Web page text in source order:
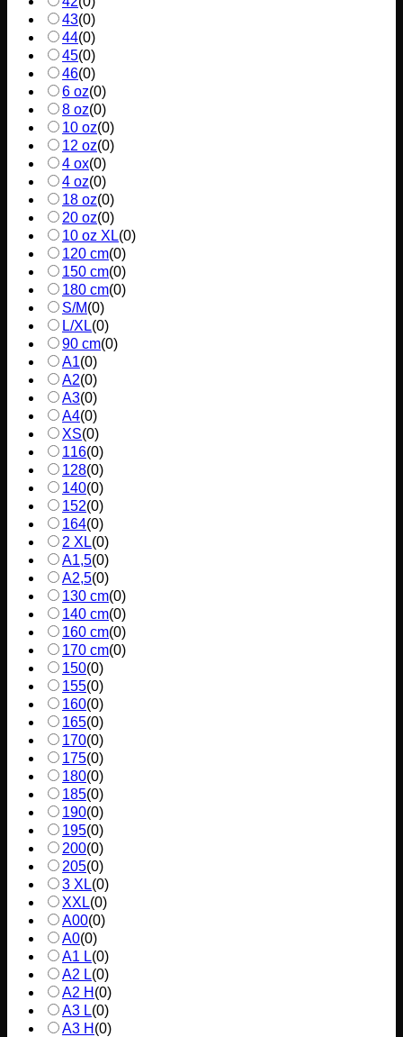
43(0)
44(0)
45(0)
46(0)
6 oz(0)
8 oz(0)
10 oz(0)
12 oz(0)
4 ox(0)
4 oz(0)
18 oz(0)
20 oz(0)
10 oz XL(0)
120 cm(0)
150 cm(0)
180 cm(0)
S/M(0)
L/XL(0)
90 cm(0)
A1(0)
A2(0)
A3(0)
A4(0)
XS(0)
116(0)
128(0)
140(0)
152(0)
164(0)
2 XL(0)
A1,5(0)
A2,5(0)
130 cm(0)
140 cm(0)
160 cm(0)
170 cm(0)
150(0)
155(0)
160(0)
165(0)
170(0)
175(0)
180(0)
185(0)
190(0)
195(0)
200(0)
205(0)
3 XL(0)
XXL(0)
A00(0)
A0(0)
A1 L(0)
A2 L(0)
A2 H (0)
A3 L(0)
A3 H (0)